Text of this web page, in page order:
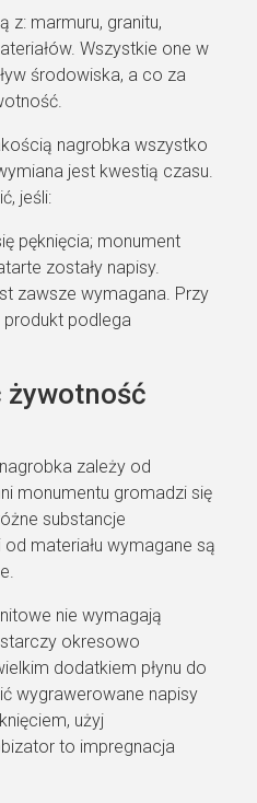
z: marmuru, granitu,
Wszystkie one w
środowiska, a co za
nagrobka wszystko
jest kwestią czasu.
jeśli:
pęknięcia; monument
zostały napisy.
zawsze wymagana. Przy
produkt podlega
żywotność
zależy od
monumentu gromadzi się
substancje
materiału wymagane są
nie wymagają
okresowo
dodatkiem płynu do
wygrawerowane napisy
użyj
to impregnacja